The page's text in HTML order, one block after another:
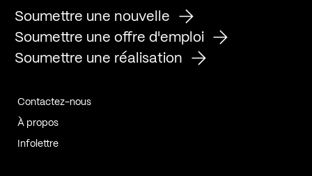
Soumettre une nouvelle
Soumettre une offre d'emploi
Soumettre une réalisation
Contactez-nous
À propos
Infolettre